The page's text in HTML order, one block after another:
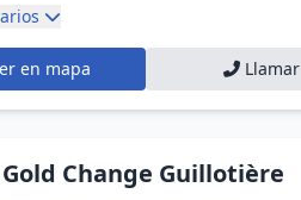
en mapa Llamar
Gold Change Guillotière